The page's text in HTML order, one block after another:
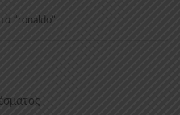
“ronaldo”